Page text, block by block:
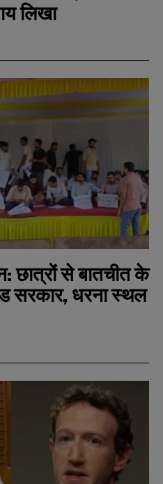
लिखा
छात्रों से बातचीत के
सरकार, धरना स्थल